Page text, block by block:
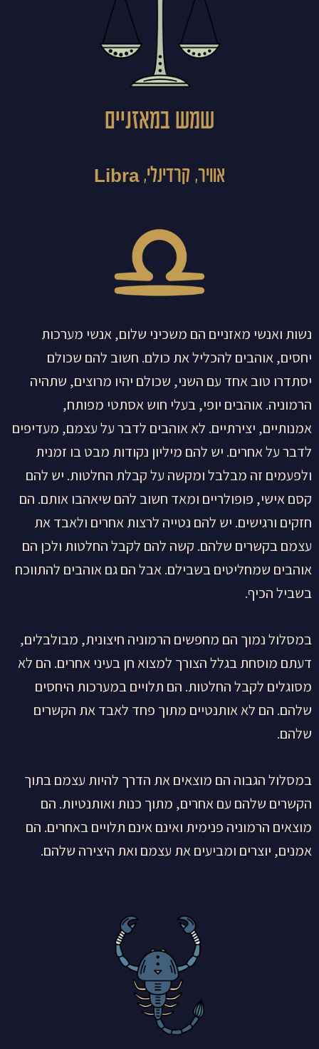
שמש במאזניים
אוויר, קרדינלי, Libra
נשות ואנשי מאזניים הם משכיני שלום, אנשי מערכות
יחסים, אוהבים להכליל את כולם. חשוב להם שכולם
יסתדרו טוב אחד עם השני, שכולם יהיו מרוצים, שתהיה
הרמוניה. אוהבים יופי, בעלי חוש אסתטי מפותח,
אמנותיים, יצירתיים. לא אוהבים לדבר על עצמם, מעדיפים
לדבר על אחרים. יש להם מיליון נקודות מבט בו זמנית
ולפעמים זה מבלבל ומקשה על קבלת החלטות. יש להם
קסם אישי, פופולריים ומאד חשוב להם שיאהבו אותם. הם
חזקים ורגישים. יש להם נטייה לרצות אחרים ולאבד את
עצמם בקשרים שלהם. קשה להם לקבל החלטות ולכן הם
אוהבים שמחליטים בשבילם. אבל הם גם אוהבים להתווכח
בשביל הכיף.
במסלול נמוך הם מחפשים הרמוניה חיצונית, מבולבלים,
דעתם מוסחת בגלל הצורך למצוא חן בעיני אחרים. הם לא
מסוגלים לקבל החלטות. הם תלויים במערכות היחסים
שלהם. הם לא אותנטיים מתוך פחד לאבד את הקשרים
שלהם.
במסלול הגבוה הם מוצאים את הדרך להיות עצמם בתוך
הקשרים שלהם עם אחרים, מתוך כנות ואותנטיות. הם
מוצאים הרמוניה פנימית ואינם אינם תלויים באחרים. הם
אמנים, יוצרים ומביעים את עצמם ואת היצירה שלהם.